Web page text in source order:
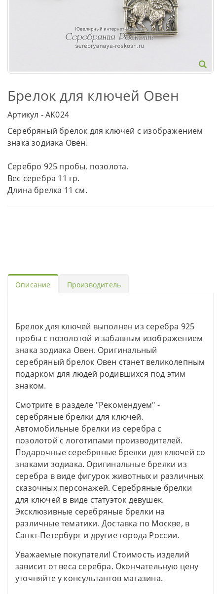
Брелок для ключей Овен
Артикул - AK024
Серебряный брелок для ключей с изображением
знака зодиака Овен.
Серебро 925 пробы, позолота.
Вес серебра 11 гр.
Длина брелка 11 см.
Описание Производитель
Брелок для ключей выполнен из серебра 925
пробы с позолотой и забавным изображением
знака зодиака Овен. Оригинальный
серебряный брелок Овен станет великолепным
подарком для людей родившихся под этим
знаком.
Смотрите в разделе "Рекомендуем" -
серебряные брелки для ключей.
Автомобильные брелки из серебра с
позолотой с логотипами производителей.
Подарочные серебряные брелки для ключей со
знаками зодиака. Оригинальные брелки из
серебра в виде фигурок животных и различных
сказочных персонажей. Серебряные брелки
для ключей в виде статуэток девушек.
Эксклюзивные серебряные брелки на
различные тематики. Доставка по Москве, в
Санкт-Петербург и другие города России.
Уважаемые покупатели! Стоимость изделий
зависит от веса серебра. Окончательную цену
уточняйте у консультантов магазина.